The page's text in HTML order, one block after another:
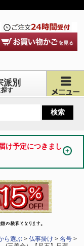
派別
探す
け予定につきまし
ら選ぶ >仏事掛け >名号 >